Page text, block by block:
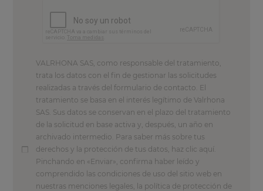
VALRHONA SAS, como responsable del tratamiento,
trata los datos con el fin de gestionar las solicitudes
realizadas a través del formulario de contacto. El
tratamiento se basa en el interés legítimo de Valrhona
SAS. Sus datos se conservan en el plazo del tratamiento
de la solicitud en base activa y, después, un año en
archivado intermedio. Para saber más sobre tus
derechos y la protección de tus datos, haz clic aquí.
Pinchando en «Enviar», confirma haber leído y
comprendido las condiciones de uso del sitio web en
nuestras menciones legales, la política de protección de